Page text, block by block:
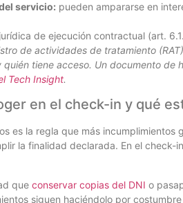
servicio: pueden ampararse en
de ejecución contractual (art.
de actividades de tratamiento
tiene acceso. Un documento de
Tech Insight.
en el check-in y qué
es la regla que más
la finalidad declarada. En el
que conservar copias del DNI o
siguen haciéndolo por